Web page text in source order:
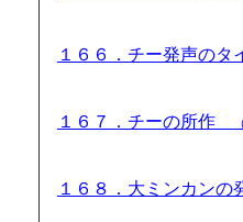
１６６．チー発声の
１６７．チーの所作
１６８．大ミンカン